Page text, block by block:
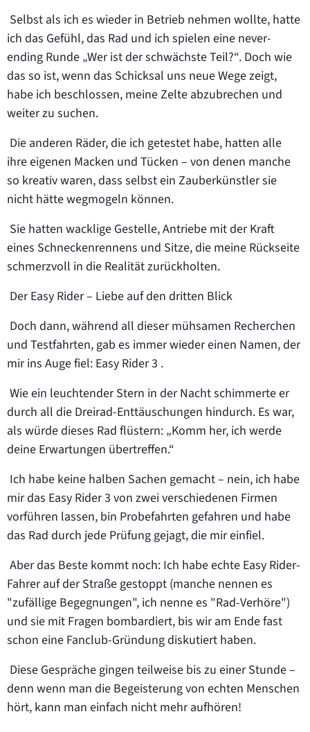
Selbst als ich es wieder in Betrieb nehmen wollte, hatte
ich das Gefühl, das Rad und ich spielen eine never-
ending Runde „Wer ist der schwächste Teil?“. Doch wie
das so ist, wenn das Schicksal uns neue Wege zeigt,
habe ich beschlossen, meine Zelte abzubrechen und
weiter zu suchen.
Die anderen Räder, die ich getestet habe, hatten alle
ihre eigenen Macken und Tücken – von denen manche
so kreativ waren, dass selbst ein Zauberkünstler sie
nicht hätte wegmogeln können.
Sie hatten wacklige Gestelle, Antriebe mit der Kraft
eines Schneckenrennens und Sitze, die meine Rückseite
schmerzvoll in die Realität zurückholten.
Der Easy Rider – Liebe auf den dritten Blick
Doch dann, während all dieser mühsamen Recherchen
und Testfahrten, gab es immer wieder einen Namen, der
mir ins Auge fiel: Easy Rider 3 .
Wie ein leuchtender Stern in der Nacht schimmerte er
durch all die Dreirad-Enttäuschungen hindurch. Es war,
als würde dieses Rad flüstern: „Komm her, ich werde
deine Erwartungen übertreffen.“
Ich habe keine halben Sachen gemacht – nein, ich habe
mir das Easy Rider 3 von zwei verschiedenen Firmen
vorführen lassen, bin Probefahrten gefahren und habe
das Rad durch jede Prüfung gejagt, die mir einfiel.
Aber das Beste kommt noch: Ich habe echte Easy Rider-
Fahrer auf der Straße gestoppt (manche nennen es
"zufällige Begegnungen", ich nenne es "Rad-Verhöre")
und sie mit Fragen bombardiert, bis wir am Ende fast
schon eine Fanclub-Gründung diskutiert haben.
Diese Gespräche gingen teilweise bis zu einer Stunde –
denn wenn man die Begeisterung von echten Menschen
hört, kann man einfach nicht mehr aufhören!